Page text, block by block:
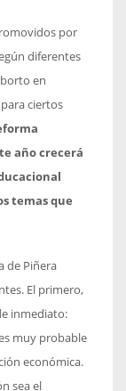
por
diferentes
en
ciertos
año crecerá
temas que
de Piñera
El primero,
inmediato:
muy probable
económica.
sea el